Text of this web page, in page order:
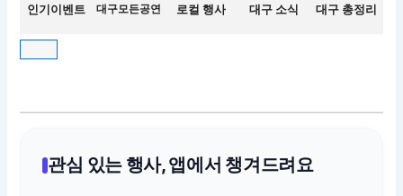
인기이벤트 대구모든공연 로컬 행사 대구 소식 대구 총정리
관심 있는 행사, 앱에서 챙겨드려요